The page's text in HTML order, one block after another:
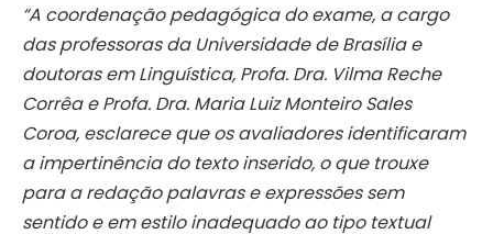
“A coordenação pedagógica do exame, a cargo
das professoras da Universidade de Brasília e
doutoras em Linguística, Profa. Dra. Vilma Reche
Corrêa e Profa. Dra. Maria Luiz Monteiro Sales
Coroa, esclarece que os avaliadores identificaram
a impertinência do texto inserido, o que trouxe
para a redação palavras e expressões sem
sentido e em estilo inadequado ao tipo textual